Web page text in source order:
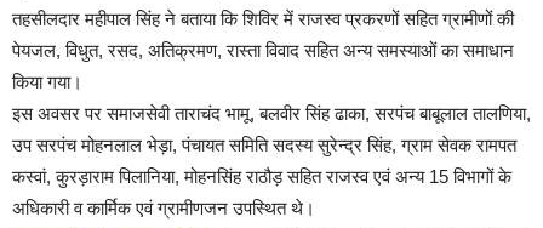
तहसीलदार महीपाल सिंह ने बताया कि शिविर में राजस्व प्रकरणों सहित ग्रामीणों की
पेयजल, विधुत, रसद, अतिक्रमण, रास्ता विवाद सहित अन्य समस्याओं का समाधान
किया गया।
इस अवसर पर समाजसेवी ताराचंद भामू, बलवीर सिंह ढाका, सरपंच बाबूलाल तालणिया,
उप सरपंच मोहनलाल भेड़ा, पंचायत समिति सदस्य सुरेन्द्र सिंह, ग्राम सेवक रामपत
कस्वां, कुरड़ाराम पिलानिया, मोहनसिंह राठौड़ सहित राजस्व एवं अन्य 15 विभागों के
अधिकारी व कार्मिक एवं ग्रामीणजन उपस्थित थे।